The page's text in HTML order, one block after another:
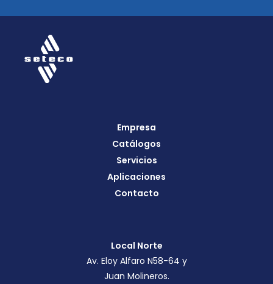
Empresa
Catálogos
Servicios
Aplicaciones
Contacto
Local Norte
Av. Eloy Alfaro N58-64 y
Juan Molineros.